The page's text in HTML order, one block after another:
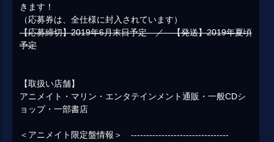
きます！
（応募券は、全仕様に封入されています）
【応募締切】2019年6月末日予定 ／ 【発送】2019年夏頃
予定
【取扱い店舗】
アニメイト・マリン・エンタテインメント通販・一般CDシ
ョップ・一部書店
＜アニメイト限定盤情報＞ --------------------------------